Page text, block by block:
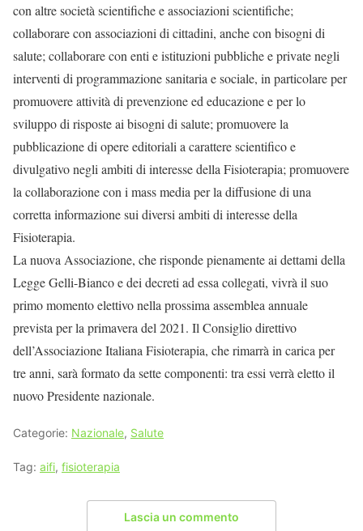
con altre società scientifiche e associazioni scientifiche;
collaborare con associazioni di cittadini, anche con bisogni di
salute; collaborare con enti e istituzioni pubbliche e private negli
interventi di programmazione sanitaria e sociale, in particolare per
promuovere attività di prevenzione ed educazione e per lo
sviluppo di risposte ai bisogni di salute; promuovere la
pubblicazione di opere editoriali a carattere scientifico e
divulgativo negli ambiti di interesse della Fisioterapia; promuovere
la collaborazione con i mass media per la diffusione di una
corretta informazione sui diversi ambiti di interesse della
Fisioterapia.
La nuova Associazione, che risponde pienamente ai dettami della
Legge Gelli-Bianco e dei decreti ad essa collegati, vivrà il suo
primo momento elettivo nella prossima assemblea annuale
prevista per la primavera del 2021. Il Consiglio direttivo
dell’Associazione Italiana Fisioterapia, che rimarrà in carica per
tre anni, sarà formato da sette componenti: tra essi verrà eletto il
nuovo Presidente nazionale.
Categorie: Nazionale, Salute
Tag: aifi, fisioterapia
Lascia un commento